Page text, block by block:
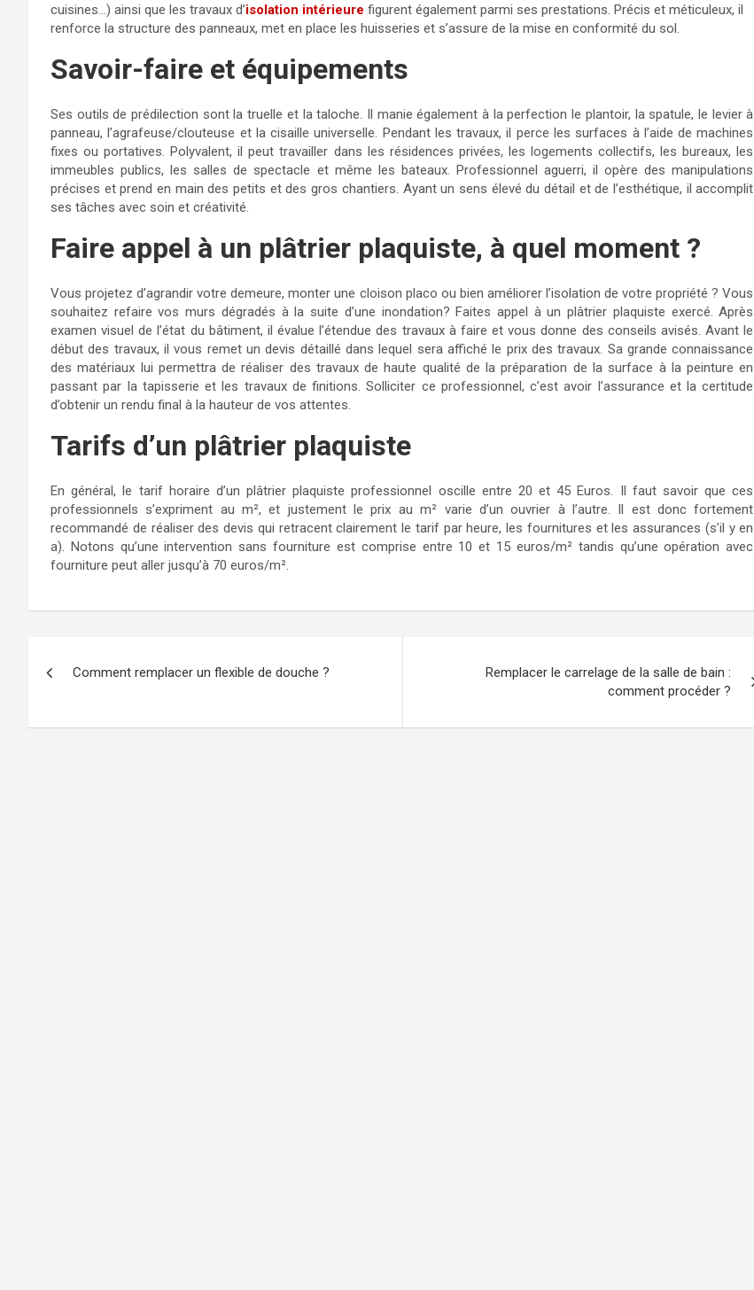
cuisines…) ainsi que les travaux d’isolation intérieure figurent également parmi ses prestations. Précis et méticuleux, il
renforce la structure des panneaux, met en place les huisseries et s’assure de la mise en conformité du sol.
Savoir-faire et équipements
Ses outils de prédilection sont la truelle et la taloche. Il manie également à la perfection le plantoir, la spatule, le levier à
panneau, l’agrafeuse/clouteuse et la cisaille universelle. Pendant les travaux, il perce les surfaces à l’aide de machines
fixes ou portatives. Polyvalent, il peut travailler dans les résidences privées, les logements collectifs, les bureaux, les
immeubles publics, les salles de spectacle et même les bateaux. Professionnel aguerri, il opère des manipulations
précises et prend en main des petits et des gros chantiers. Ayant un sens élevé du détail et de l’esthétique, il accomplit
ses tâches avec soin et créativité.
Faire appel à un plâtrier plaquiste, à quel moment ?
Vous projetez d’agrandir votre demeure, monter une cloison placo ou bien améliorer l’isolation de votre propriété ? Vous
souhaitez refaire vos murs dégradés à la suite d’une inondation? Faites appel à un plâtrier plaquiste exercé. Après
examen visuel de l’état du bâtiment, il évalue l’étendue des travaux à faire et vous donne des conseils avisés. Avant le
début des travaux, il vous remet un devis détaillé dans lequel sera affiché le prix des travaux. Sa grande connaissance
des matériaux lui permettra de réaliser des travaux de haute qualité de la préparation de la surface à la peinture en
passant par la tapisserie et les travaux de finitions. Solliciter ce professionnel, c’est avoir l’assurance et la certitude
d’obtenir un rendu final à la hauteur de vos attentes.
Tarifs d’un plâtrier plaquiste
En général, le tarif horaire d’un plâtrier plaquiste professionnel oscille entre 20 et 45 Euros. Il faut savoir que ces
professionnels s’expriment au m², et justement le prix au m² varie d’un ouvrier à l’autre. Il est donc fortement
recommandé de réaliser des devis qui retracent clairement le tarif par heure, les fournitures et les assurances (s’il y en
a). Notons qu’une intervention sans fourniture est comprise entre 10 et 15 euros/m² tandis qu’une opération avec
fourniture peut aller jusqu’à 70 euros/m².
l’article
Comment remplacer un flexible de douche ?
Remplacer le carrelage de la salle de bain :
comment procéder ?